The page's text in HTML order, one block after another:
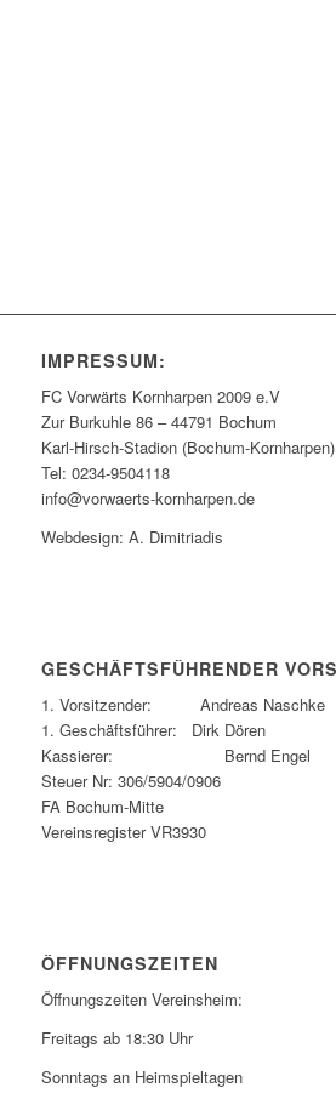
IMPRESSUM:
FC Vorwärts Kornharpen 2009 e.V
Zur Burkuhle 86 – 44791 Bochum
Karl-Hirsch-Stadion (Bochum-Kornharpen)
Tel: 0234-9504118
info@vorwaerts-kornharpen.de
Webdesign: A. Dimitriadis
GESCHÄFTSFÜHRENDER
1. Vorsitzender: Andreas Naschke
1. Geschäftsführer: Dirk Dören
Kassierer: Bernd Engel
Steuer Nr: 306/5904/0906
FA Bochum-Mitte
Vereinsregister VR3930
ÖFFNUNGSZEITEN
Öffnungszeiten Vereinsheim:
Freitags ab 18:30 Uhr
Sonntags an Heimspieltagen